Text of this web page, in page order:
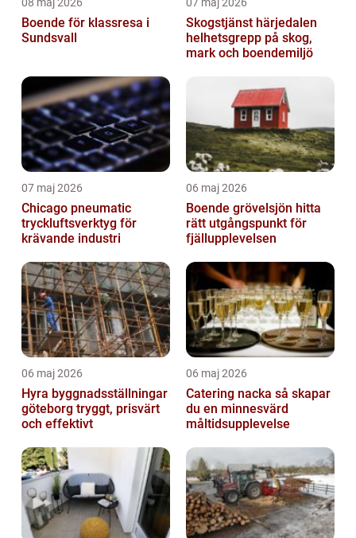
Boende för klassresa i
Sundsvall
Skogstjänst härjedalen
helhetsgrepp på skog,
mark och boendemiljö
07 maj 2026
Chicago pneumatic
tryckluftsverktyg för
krävande industri
06 maj 2026
Boende grövelsjön hitta
rätt utgångspunkt för
fjällupplevelsen
06 maj 2026
Hyra byggnadsställningar
göteborg tryggt, prisvärt
och effektivt
06 maj 2026
Catering nacka så skapar
du en minnesvärd
måltidsupplevelse